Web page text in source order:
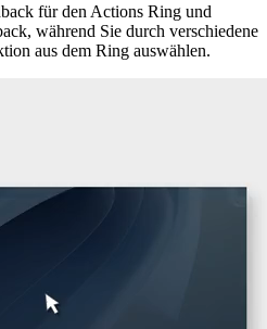
für den Actions Ring und
während Sie durch verschiedene
aus dem Ring auswählen.